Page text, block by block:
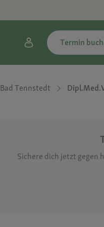
Termin
Bad Tennstedt
Sichere dich jetzt gegen